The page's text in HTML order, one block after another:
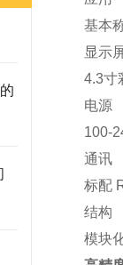
基本
显示
4.3寸
电源
100-
通讯
标配
结构
模块